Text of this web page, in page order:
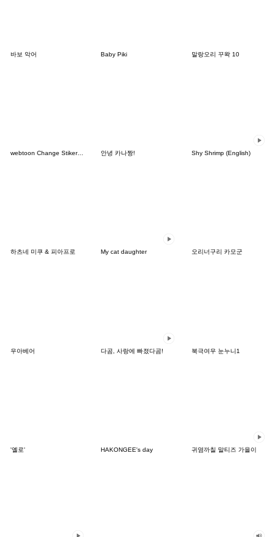
바보 악어 Baby Piki 말랑오리 꾸왁 10
webtoon Change Stiker [ver. 영희] 안녕 카나짱! Shy Shrimp (English)
하츠네 미쿠 & 피아프로 My cat daughter 오리너구리 카모군
우아베어 다곰, 사랑에 빠졌다곰! 북극여우 눈누니1
'옐로' HAKONGEE's day 귀염까칠 말티즈 가을이